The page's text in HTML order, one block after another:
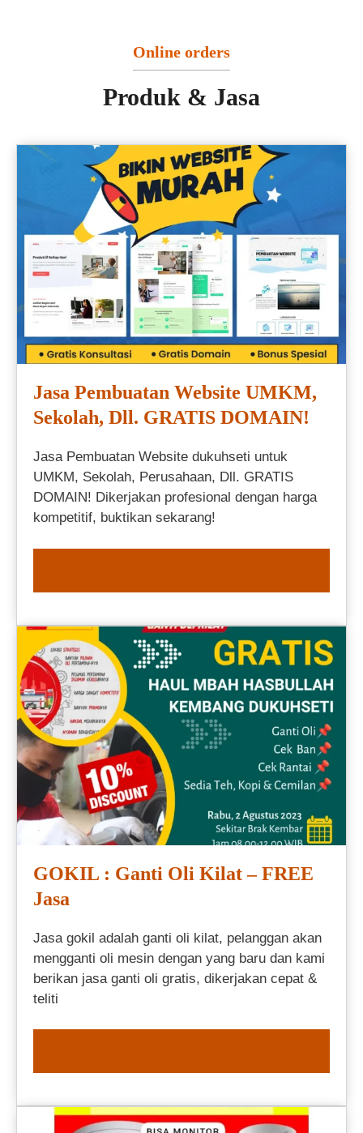
Online orders
Produk & Jasa
Jasa Pembuatan Website UMKM,
Sekolah, Dll. GRATIS DOMAIN!
Jasa Pembuatan Website dukuhseti untuk
UMKM, Sekolah, Perusahaan, Dll. GRATIS
DOMAIN! Dikerjakan profesional dengan harga
kompetitif, buktikan sekarang!
GOKIL : Ganti Oli Kilat – FREE
Jasa
Jasa gokil adalah ganti oli kilat, pelanggan akan
mengganti oli mesin dengan yang baru dan kami
berikan jasa ganti oli gratis, dikerjakan cepat &
teliti